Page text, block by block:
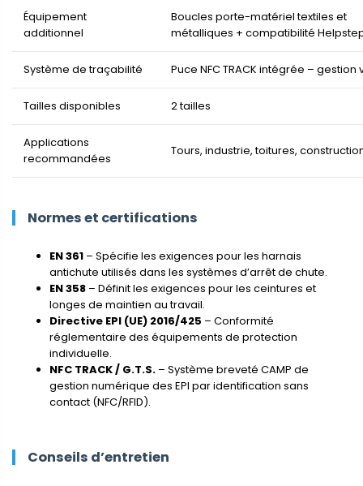
Équipement
additionnel
Boucles porte-matériel textiles et
métalliques + compatibilité
Système de traçabilité Puce NFC TRACK intégrée – gestion
Tailles disponibles 2 tailles
Applications
recommandées
Tours, industrie, toitures,
Normes et certifications
EN 361 – Spécifie les exigences pour les harnais
antichute utilisés dans les systèmes d’arrêt de chute.
EN 358 – Définit les exigences pour les ceintures et
longes de maintien au travail.
Directive EPI (UE) 2016/425 – Conformité
réglementaire des équipements de protection
individuelle.
NFC TRACK / G.T.S. – Système breveté CAMP de
gestion numérique des EPI par identification sans
contact (NFC/RFID).
Conseils d’entretien